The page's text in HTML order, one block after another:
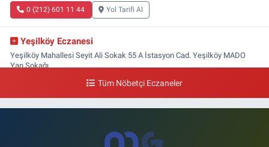
0 (212) 601 11 44 Yol Tarifi Al
Yeşilköy Eczanesi
Yeşilköy Mahallesi Seyit Ali Sokak 55 A İstasyon Cad. Yeşilköy MADO
Yan Sokağı
Yol Tarifi Al
Ataköy 3-4-11. Kısım Mahallesi Dr. Remzi Kazancıgil Caddesi Ataköy
4.Kısım Çarşısı No:12 Ataköy 4.Kısım Çarşısı
Tüm Nöbetçi Eczaneler